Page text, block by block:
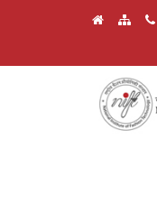
Skip to main content